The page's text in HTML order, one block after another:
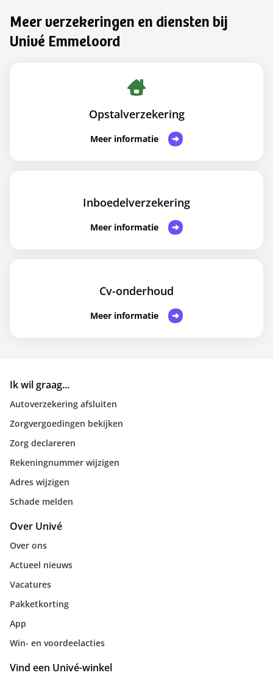
Meer verzekeringen en diensten bij
Univé Emmeloord
Opstalverzekering
Meer informatie
Inboedelverzekering
Meer informatie
Cv-onderhoud
Meer informatie
Ik wil graag...
Autoverzekering afsluiten
Zorgvergoedingen bekijken
Zorg declareren
Rekeningnummer wijzigen
Adres wijzigen
Schade melden
Over Univé
Over ons
Actueel nieuws
Vacatures
Pakketkorting
App
Win- en voordeelacties
Vind een Univé-winkel